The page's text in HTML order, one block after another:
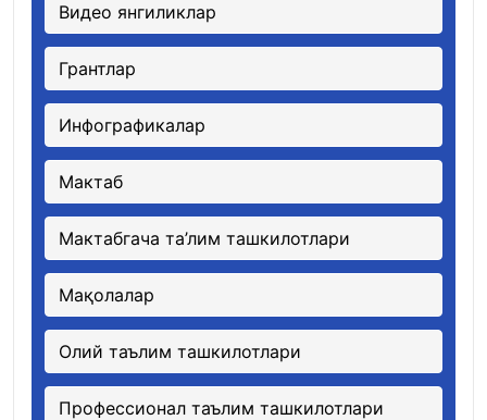
Видео янгиликлар
Грантлар
Инфографикалар
Мактаб
Мактабгача та’лим ташкилотлари
Мақолалар
Олий таълим ташкилотлари
Профессионал таълим ташкилотлари